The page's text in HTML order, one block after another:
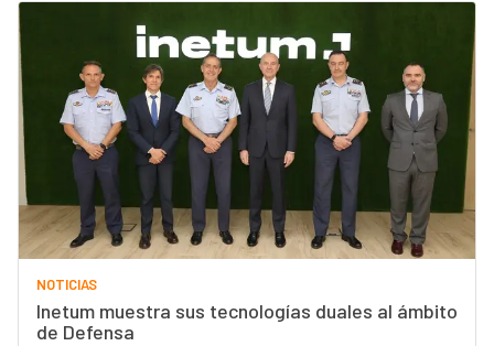
NOTICIAS
Inetum muestra sus tecnologías duales al ámbito
de Defensa